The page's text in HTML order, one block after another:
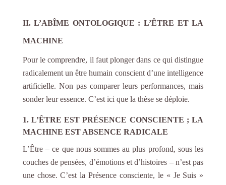
II. L’ABÎME ONTOLOGIQUE : L’ÊTRE ET LA
MACHINE
Pour le comprendre, il faut plonger dans ce qui distingue
radicalement un être humain conscient d’une intelligence
artificielle. Non pas comparer leurs performances, mais
sonder leur essence. C’est ici que la thèse se déploie.
1. L’ÊTRE EST PRÉSENCE CONSCIENTE ; LA
MACHINE EST ABSENCE RADICALE
L’Être – ce que nous sommes au plus profond, sous les
couches de pensées, d’émotions et d’histoires – n’est pas
une chose. C’est la Présence consciente, le « Je Suis »